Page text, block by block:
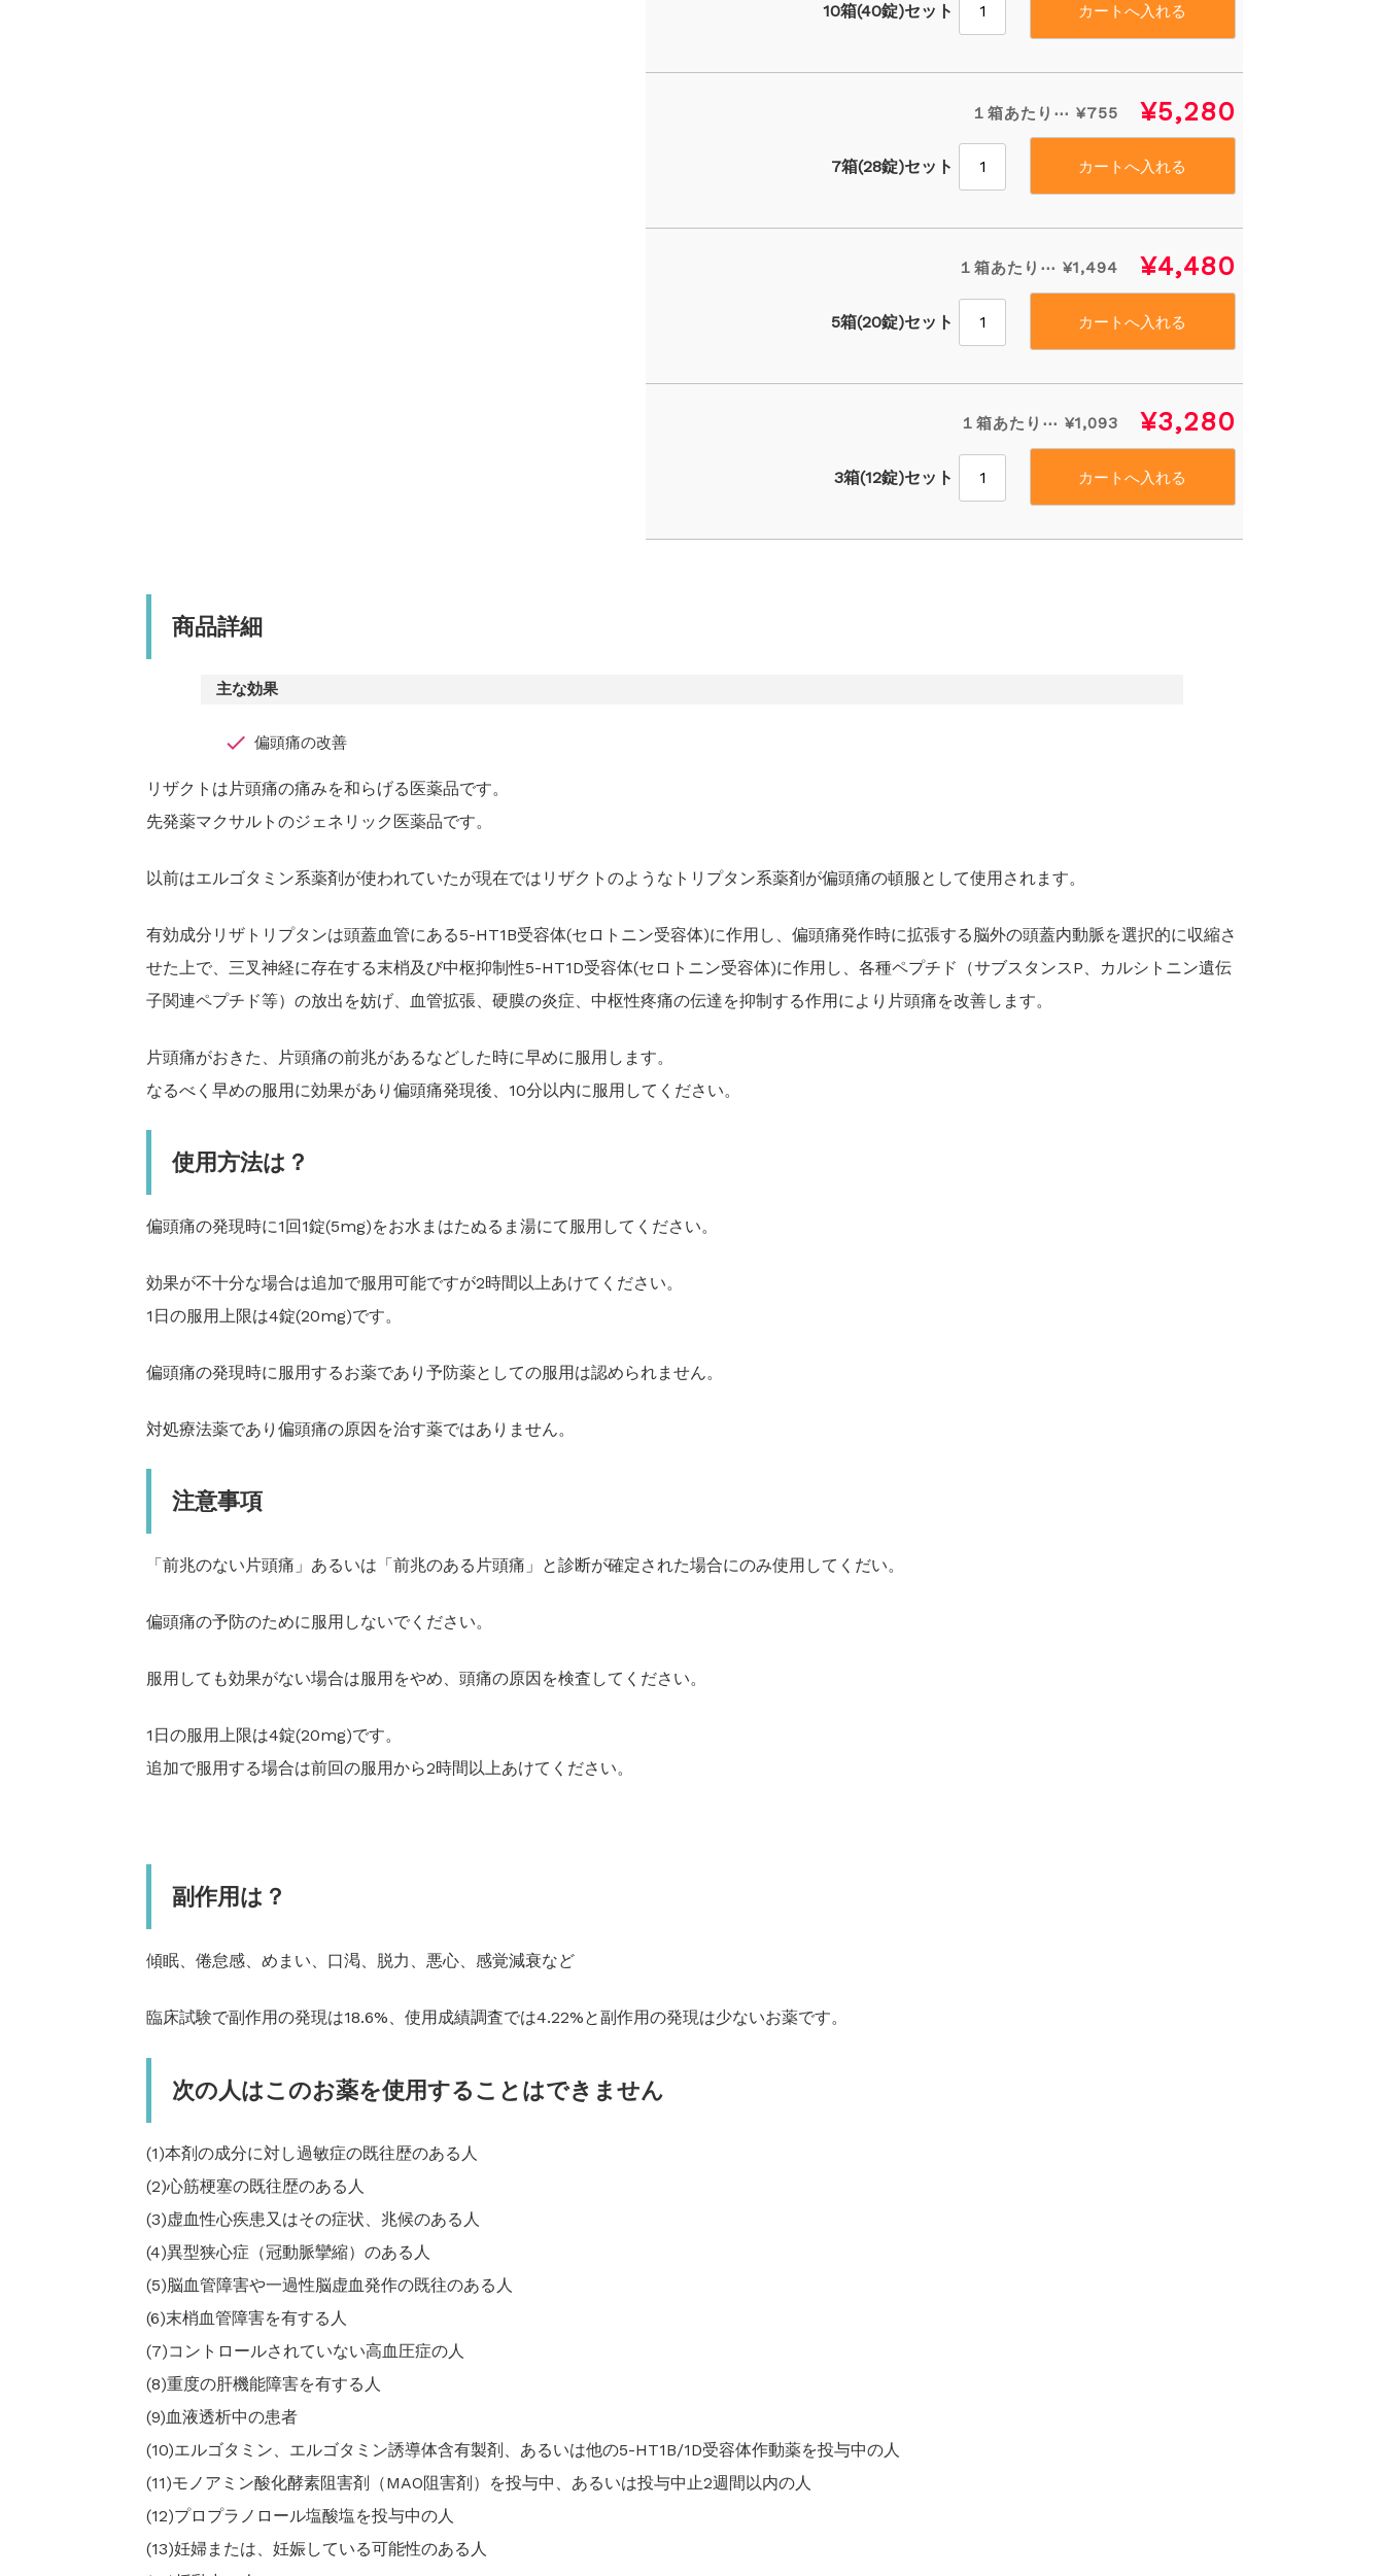
10箱(40錠)セット
１箱あたり⋯ ¥755 ¥5,280
7箱(28錠)セット
１箱あたり⋯ ¥1,494 ¥4,480
5箱(20錠)セット
１箱あたり⋯ ¥1,093 ¥3,280
3箱(12錠)セット
商品詳細
主な効果
偏頭痛の改善
リザクトは片頭痛の痛みを和らげる医薬品です。
先発薬マクサルトのジェネリック医薬品です。
以前はエルゴタミン系薬剤が使われていたが現在ではリザクトのようなトリプタン系薬剤が偏頭痛の頓服として使用されます。
有効成分リザトリプタンは頭蓋血管にある5-HT1B受容体(セロトニン受容体)に作用し、偏頭痛発作時に拡張する脳外の頭蓋内動脈を選択的に収縮さ
せた上で、三叉神経に存在する末梢及び中枢抑制性5-HT1D受容体(セロトニン受容体)に作用し、各種ペプチド（サブスタンスP、カルシトニン遺伝
子関連ペプチド等）の放出を妨げ、血管拡張、硬膜の炎症、中枢性疼痛の伝達を抑制する作用により片頭痛を改善します。
片頭痛がおきた、片頭痛の前兆があるなどした時に早めに服用します。
なるべく早めの服用に効果があり偏頭痛発現後、10分以内に服用してください。
使用方法は？
偏頭痛の発現時に1回1錠(5mg)をお水まはたぬるま湯にて服用してください。
効果が不十分な場合は追加で服用可能ですが2時間以上あけてください。
1日の服用上限は4錠(20mg)です。
偏頭痛の発現時に服用するお薬であり予防薬としての服用は認められません。
対処療法薬であり偏頭痛の原因を治す薬ではありません。
注意事項
「前兆のない片頭痛」あるいは「前兆のある片頭痛」と診断が確定された場合にのみ使用してくだい。
偏頭痛の予防のために服用しないでください。
服用しても効果がない場合は服用をやめ、頭痛の原因を検査してください。
1日の服用上限は4錠(20mg)です。
追加で服用する場合は前回の服用から2時間以上あけてください。
副作用は？
傾眠、倦怠感、めまい、口渇、脱力、悪心、感覚減衰など
臨床試験で副作用の発現は18.6%、使用成績調査では4.22%と副作用の発現は少ないお薬です。
次の人はこのお薬を使用することはできません
(1)本剤の成分に対し過敏症の既往歴のある人
(2)心筋梗塞の既往歴のある人
(3)虚血性心疾患又はその症状、兆候のある人
(4)異型狭心症（冠動脈攣縮）のある人
(5)脳血管障害や一過性脳虚血発作の既往のある人
(6)末梢血管障害を有する人
(7)コントロールされていない高血圧症の人
(8)重度の肝機能障害を有する人
(9)血液透析中の患者
(10)エルゴタミン、エルゴタミン誘導体含有製剤、あるいは他の5-HT1B/1D受容体作動薬を投与中の人
(11)モノアミン酸化酵素阻害剤（MAO阻害剤）を投与中、あるいは投与中止2週間以内の人
(12)プロプラノロール塩酸塩を投与中の人
(13)妊婦または、妊娠している可能性のある人